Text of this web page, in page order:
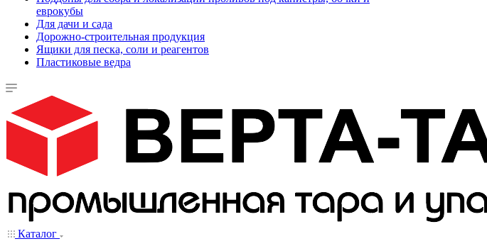
еврокубы
Для дачи и сада
Дорожно-строительная продукция
Ящики для песка, соли и реагентов
Пластиковые ведра
Каталог